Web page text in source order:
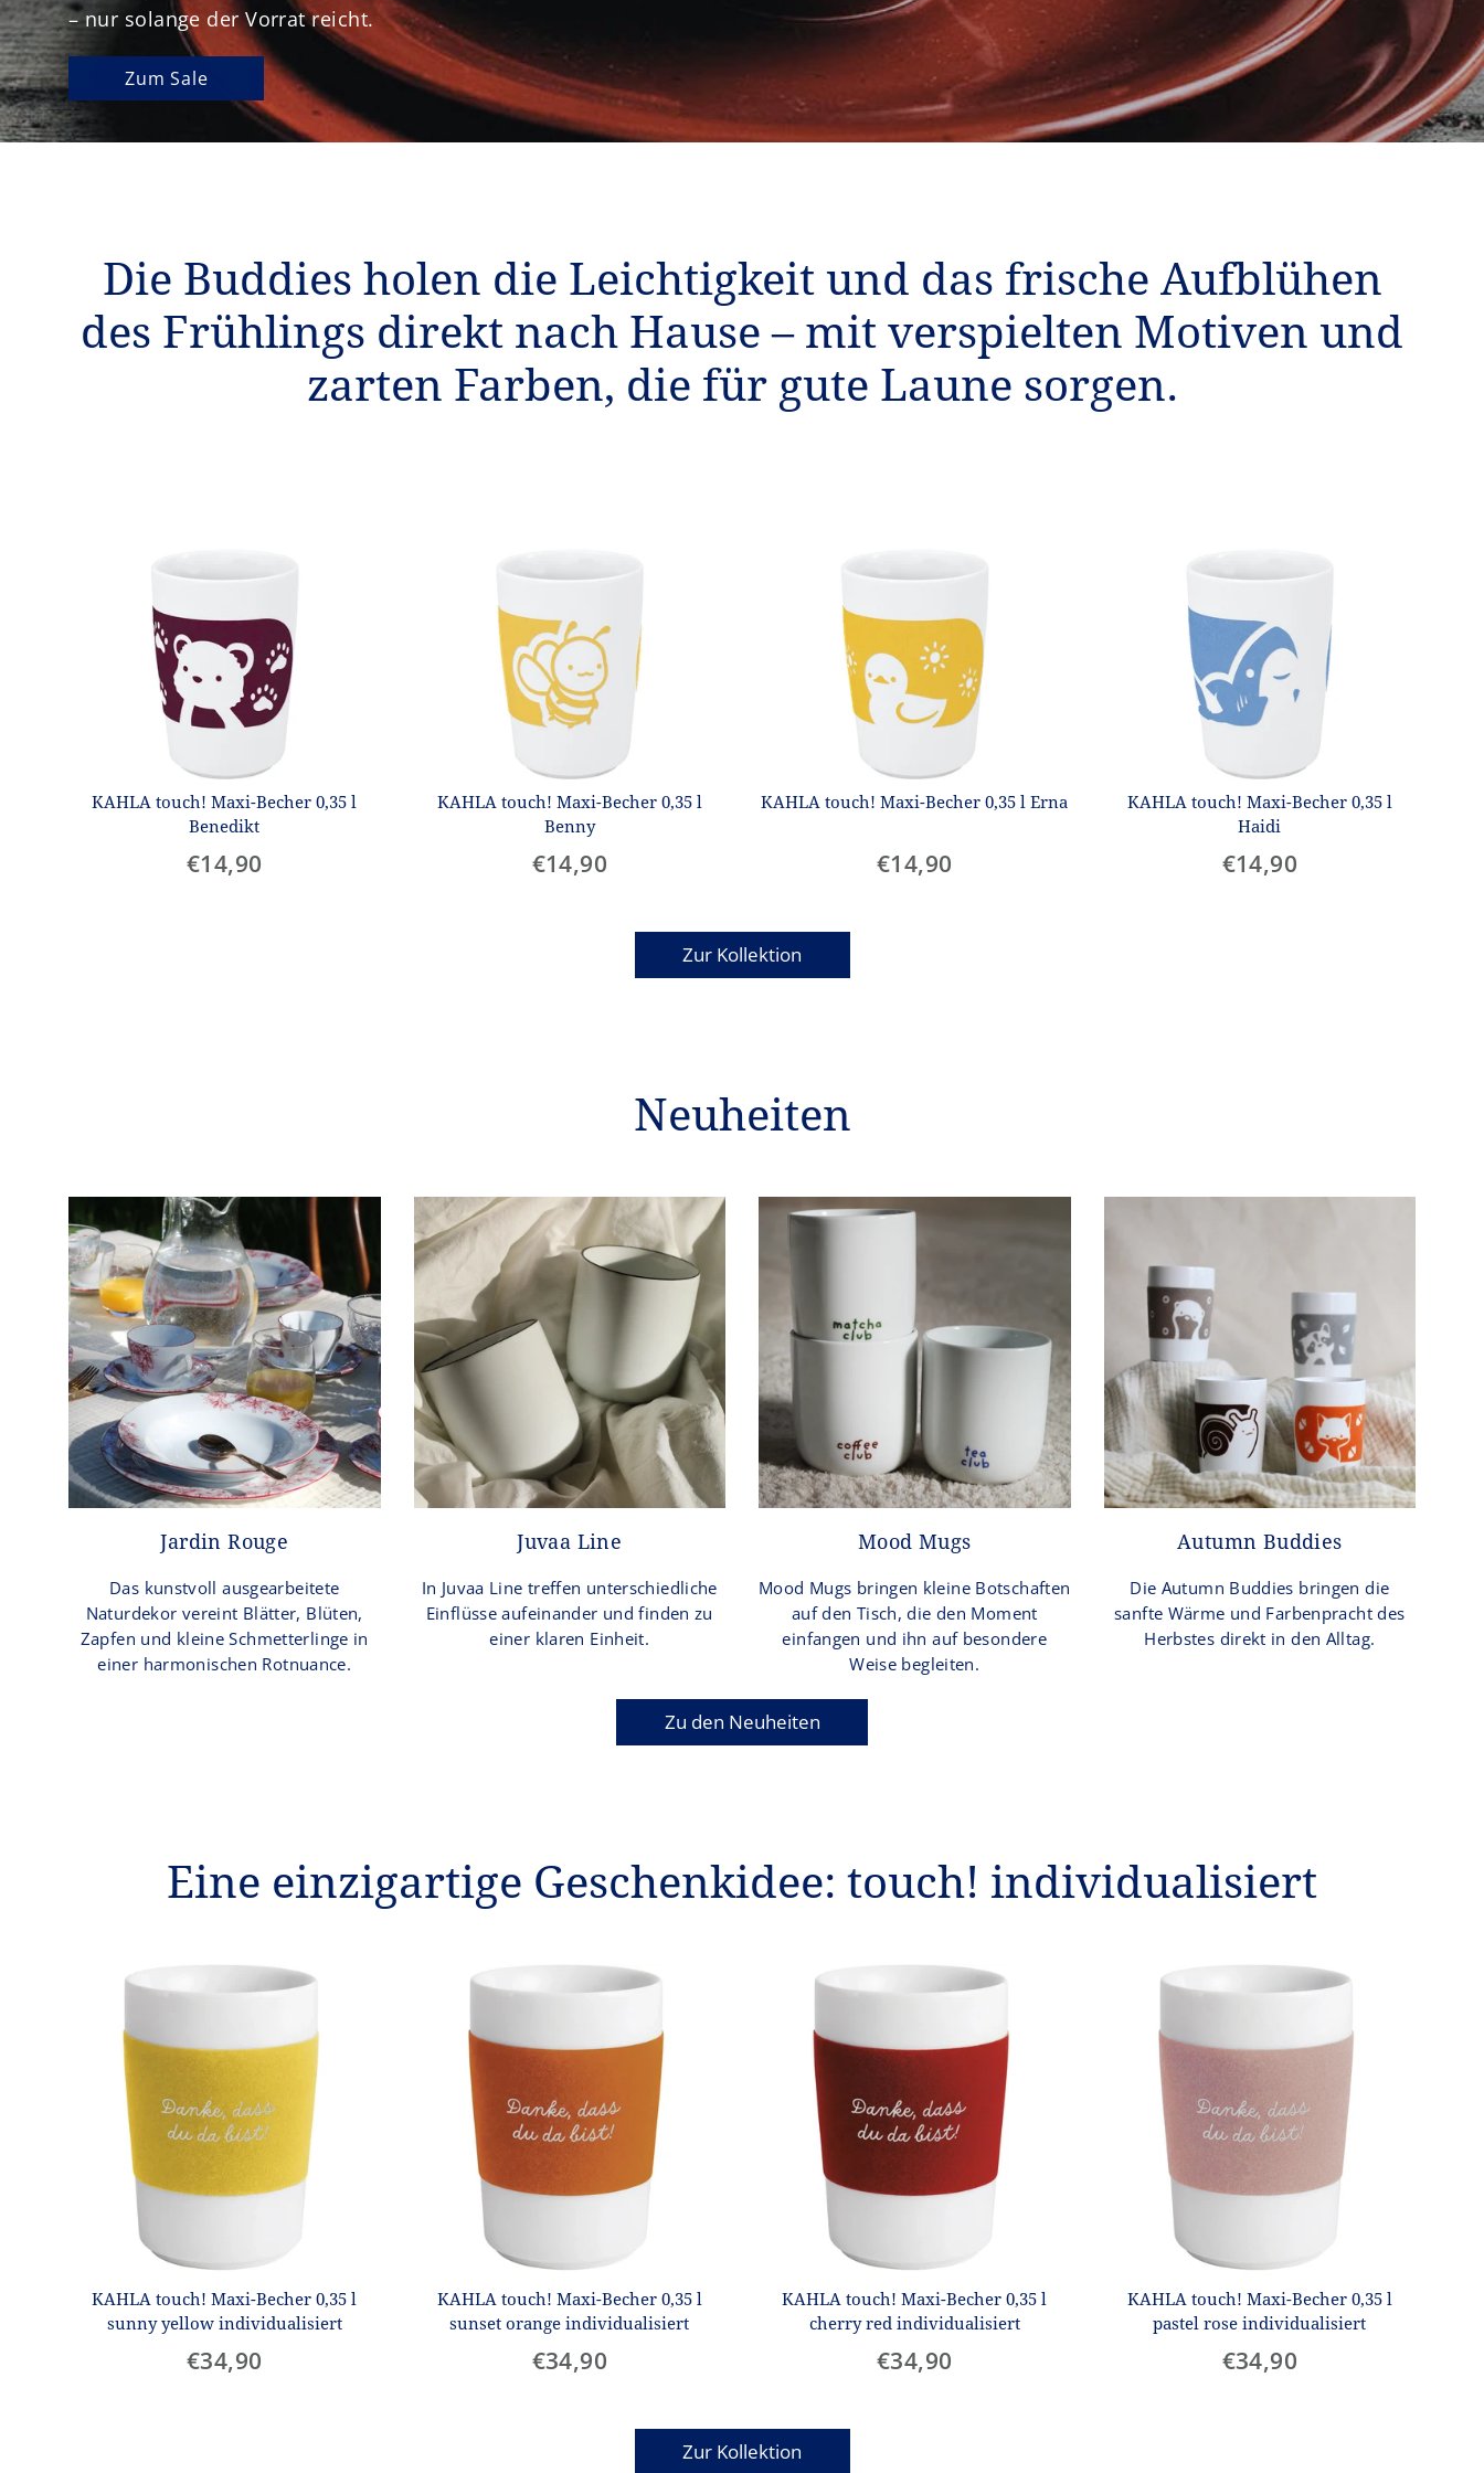
– nur solange der Vorrat reicht.
Zum Sale
Die Buddies holen die Leichtigkeit und das frische Aufblühen
des Frühlings direkt nach Hause – mit verspielten Motiven und
zarten Farben, die für gute Laune sorgen.
KAHLA touch! Maxi-Becher 0,35 l
Benedikt
€14,90
KAHLA touch! Maxi-Becher 0,35 l
Benny
€14,90
KAHLA touch! Maxi-Becher 0,35 l Erna
€14,90
KAHLA touch! Maxi-Becher 0,35 l
Haidi
€14,90
Zur Kollektion
Neuheiten
Jardin Rouge
Das kunstvoll ausgearbeitete
Naturdekor vereint Blätter, Blüten,
Zapfen und kleine Schmetterlinge in
einer harmonischen Rotnuance.
Juvaa Line
In Juvaa Line treffen unterschiedliche
Einflüsse aufeinander und finden zu
einer klaren Einheit.
Mood Mugs
Mood Mugs bringen kleine Botschaften
auf den Tisch, die den Moment
einfangen und ihn auf besondere
Weise begleiten.
Autumn Buddies
Die Autumn Buddies bringen die
sanfte Wärme und Farbenpracht des
Herbstes direkt in den Alltag.
Zu den Neuheiten
Eine einzigartige Geschenkidee: touch! individualisiert
KAHLA touch! Maxi-Becher 0,35 l
sunny yellow individualisiert
€34,90
KAHLA touch! Maxi-Becher 0,35 l
sunset orange individualisiert
€34,90
KAHLA touch! Maxi-Becher 0,35 l
cherry red individualisiert
€34,90
KAHLA touch! Maxi-Becher 0,35 l
pastel rose individualisiert
€34,90
Zur Kollektion